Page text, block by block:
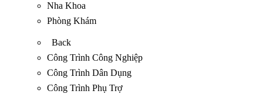
Nha Khoa
Phòng Khám
Back
Công Trình Công Nghiệp
Công Trình Dân Dụng
Công Trình Phụ Trợ